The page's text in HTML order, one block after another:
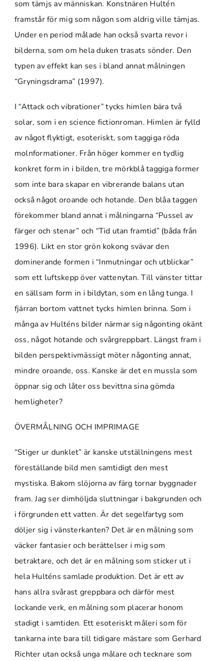
som tämjs av människan. Konstnären Hultén
framstår för mig som någon som aldrig ville tämjas.
Under en period målade han också svarta revor i
bilderna, som om hela duken trasats sönder. Den
typen av effekt kan ses i bland annat målningen
“Gryningsdrama” (1997).
I “Attack och vibrationer” tycks himlen bära två
solar, som i en science fictionroman. Himlen är fylld
av något flyktigt, esoteriskt, som taggiga röda
molnformationer. Från höger kommer en tydlig
konkret form in i bilden, tre mörkblå taggiga former
som inte bara skapar en vibrerande balans utan
också något oroande och hotande. Den blåa taggen
förekommer bland annat i målningarna “Pussel av
färger och stenar” och “Tid utan framtid” (båda från
1996). Likt en stor grön kokong svävar den
dominerande formen i “Inmutningar och utblickar”
som ett luftskepp över vattenytan. Till vänster tittar
en sällsam form in i bildytan, som en lång tunga. I
fjärran bortom vattnet tycks himlen brinna. Som i
många av Hulténs bilder närmar sig någonting okänt
oss, något hotande och svårgreppbart. Längst fram i
bilden perspektivmässigt möter någonting annat,
mindre oroande, oss. Kanske är det en mussla som
öppnar sig och låter oss bevittna sina gömda
hemligheter?
ÖVERMÅLNING OCH IMPRIMAGE
“Stiger ur dunklet” är kanske utställningens mest
föreställande bild men samtidigt den mest
mystiska. Bakom slöjorna av färg tornar byggnader
fram. Jag ser dimhöljda sluttningar i bakgrunden och
i förgrunden ett vatten. Är det segelfartyg som
döljer sig i vänsterkanten? Det är en målning som
väcker fantasier och berättelser i mig som
betraktare, och det är en målning som sticker ut i
hela Hulténs samlade produktion. Det är ett av
hans allra svårast greppbara och därför mest
lockande verk, en målning som placerar honom
stadigt i samtiden. Ett esoteriskt måleri som för
tankarna inte bara till tidigare mästare som Gerhard
Richter utan också unga målare och tecknare som